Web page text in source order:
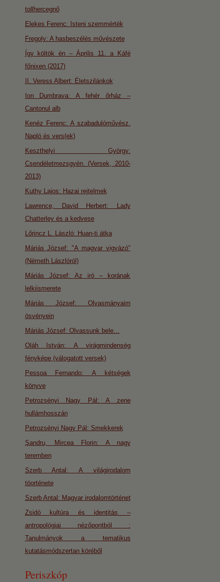
tollhercegnő
Elekes Ferenc: Isteni szemmérték
Fregoly: A hasbeszélés művészete
Így költök én – Április 11. a Káfé
főnixen (2017)
II. Veress Albert: Életszilánkok
Ion Dumbrava: A fehér őrház –
Cantonul alb
Kenéz Ferenc: A szabadulóművész.
Napló és vers(ek)
Keszthelyi György:
Csendéletmezsgyén. (Versek, 2010-
2013)
Kuthy Lajos: Hazai rejtelmek
Lawrence, David Herbert: Lady
Chatterley és a kedvese
Lőrincz L. László: Huan-ti átka
Máriás József: "A magyar vigyázó"
(Németh Lászlóról)
Máriás József: Az iró – korának
lelkiismerete
Máriás József: Olvasmányaim
ösvényein
Máriás József: Olvassunk bele…
Oláh István: A virágmindenség
fényképe (válogatott versek)
Pessoa Fernando: A kétségek
könyve
Petrozsényi Nagy Pál: A zene
hullámhosszán
Petrozsényi Nagy Pál: Smekkerek
Şandru, Mircea Florin: A nagy
teremben
Szerb Antal: A világirodalom
töorténete
Szerb Antal: Magyar irodalomtörténet
Zsidó kultúra és identitás –
antropológiai nézőpontból :
Tanulmányok a tematikus
kutatásmódszertan köréből
Periszkóp